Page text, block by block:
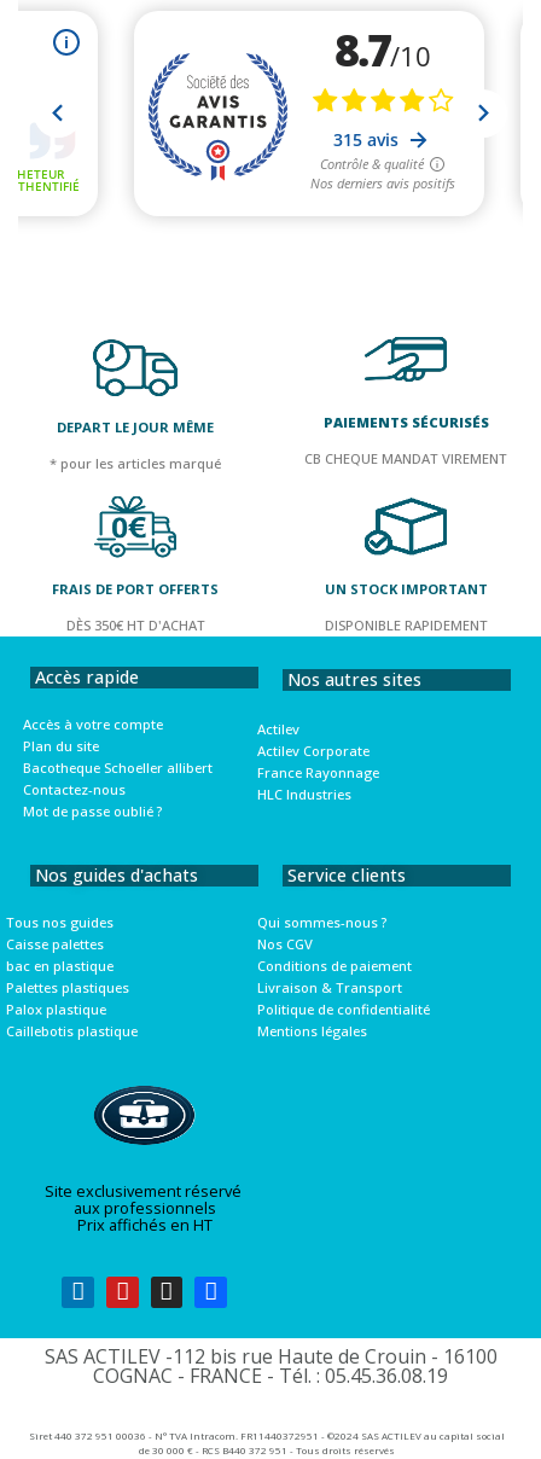
DEPART LE JOUR MÊME
* pour les articles marqué
PAIEMENTS SÉCURISÉS
CB CHEQUE MANDAT VIREMENT
FRAIS DE PORT OFFERTS
DÈS 350€ HT D'ACHAT
UN STOCK IMPORTANT
DISPONIBLE RAPIDEMENT
Accès rapide
Accès à votre compte
Plan du site
Bacotheque Schoeller allibert
Contactez-nous
Mot de passe oublié ?
Nos autres sites
Actilev
Actilev Corporate
France Rayonnage
HLC Industries
Nos guides d'achats
Tous nos guides
Caisse palettes
bac en plastique
Palettes plastiques
Palox plastique
Caillebotis plastique
Service clients
Qui sommes-nous ?
Nos CGV
Conditions de paiement
Livraison & Transport
Politique de confidentialité
Mentions légales
Site exclusivement réservé
aux professionnels
Prix affichés en HT
SAS ACTILEV -112 bis rue Haute de Crouin - 16100
COGNAC - FRANCE - Tél. : 05.45.36.08.19​
Siret 440 372 951 00036 - N° TVA Intracom. FR11440372951 - ©2024 SAS ACTILEV au capital social
de 30 000 € - RCS B440 372 951 - Tous droits réservés​​